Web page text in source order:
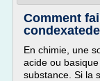
Comment
En chimie, une
acide ou
substance. Si la